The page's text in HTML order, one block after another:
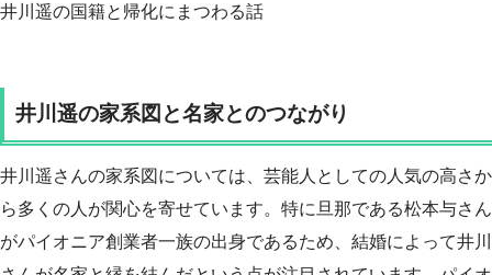
井川遥の国籍と帰化にまつわる話
井川遥の家系図と名家とのつながり
井川遥さんの家系図については、芸能人としての人気の高さか
ら多くの人が関心を寄せています。特に旦那である松本与さん
がパイオニア創業者一族の出身であるため、結婚によって井川